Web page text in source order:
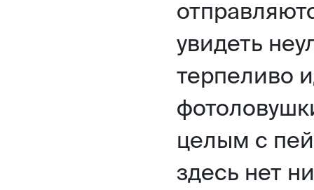
увидеть
терпеливо
целым с
здесь нет